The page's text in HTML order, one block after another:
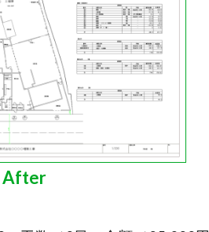
After